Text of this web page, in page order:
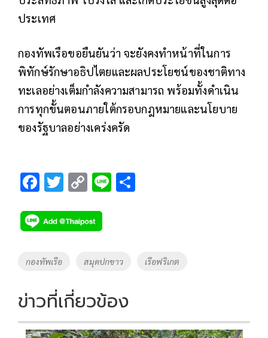
ประเทศ
กองทัพเรือขอยืนยันว่า จะยังคงทำหน้าที่ในการ
พิทักษ์รักษาอธิปไตยและผลประโยชน์ของชาติทาง
ทะเลอย่างเต็มกำลังความสามารถ พร้อมทั้งดำเนิน
การทุกขั้นตอนภายใต้กรอบกฎหมายและนโยบาย
ของรัฐบาลอย่างเคร่งครัด
F
e
b
o
k
T
tt
er
C
p
y
Li
k
Li
Tags
กองทัพเรือ สมุดปกขาว เรือฟริเกต
ข่าวที่เกี่ยวข้อง